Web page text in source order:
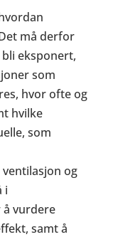
må derfor
eksponert,
som
hvor ofte og
hvilke
som
og
i
vurdere
samt å